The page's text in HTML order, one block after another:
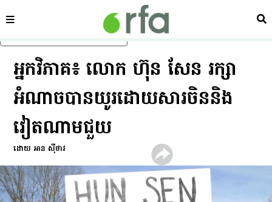
រំលងទៅមាតិកាចម្បង
ផ្នែក ស្វ
អ្នក​វិភាគ៖ លោក ហ៊ុន សែន រក្សា​
អំណាច​បាន​យូរ​ដោយសារ​ចិន​និង​
វៀតណាម​ជួយ
ដោយ អាន ស៊ីថាវ